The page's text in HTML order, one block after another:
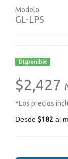
Modelo
GL-LPS
Disponible
$2,427
*Los precios
Desde $182 al